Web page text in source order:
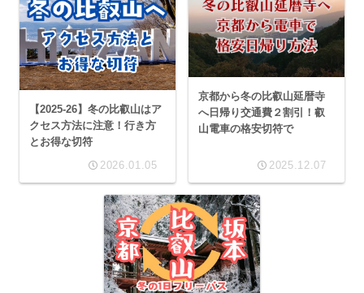
【2025-26】冬の比叡山はア
クセス方法に注意！行き方
とお得な切符
2026.01.05
京都から冬の比叡山延暦寺
へ日帰り交通費２割引！叡
山電車の格安切符で
2025.12.07